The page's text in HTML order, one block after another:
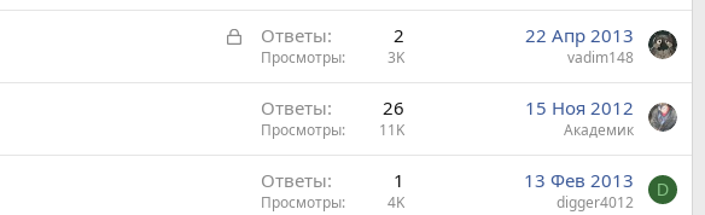
З
к
т
Ответы 2
Просмотры 3K
22 Апр 2013
vadim148
Ответы 26
Просмотры 11K
15 Ноя 2012
Академик
Ответы 1
Просмотры 4K
13 Фев 2013
digger4012
D